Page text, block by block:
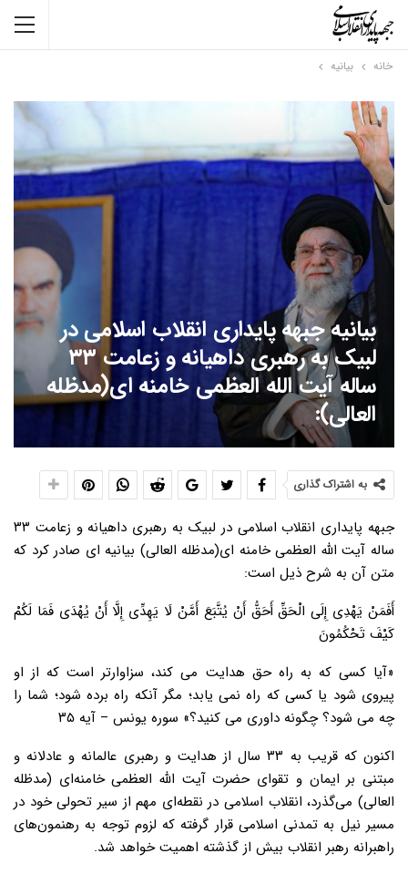
خانه بیانیه
بیانیه جبهه پایداری انقلاب اسلامی در
لبیک به رهبری داهیانه و زعامت ۳۳
ساله آیت الله العظمی خامنه ای(مدظله
العالی):
به اشتراک گذاری
جبهه پایداری انقلاب اسلامی در لبیک به رهبری داهیانه و زعامت ۳۳
ساله آیت الله العظمی خامنه ای(مدظله العالی) بیانیه ای صادر کرد که
متن آن به شرح ذیل است:
أَفَمَنْ یَهْدِی إِلَى الْحَقِّ أَحَقُّ أَنْ یُتَّبَعَ أَمَّنْ لَا یَهِدِّی إِلَّا أَنْ یُهْدَی فَمَا لَکُمْ
کَیْفَ تَحْکُمُونَ
«آیا کسى که به راه حق هدایت مى کند، سزاوارتر است که از او
پیروى شود یا کسى که راه نمى یابد؛ مگر آنکه راه برده شود؛ شما را
چه مى شود؟ چگونه داورى مى کنید؟» سوره یونس – آیه ۳۵
اکنون که قریب به ۳۳ سال از هدایت و رهبری عالمانه و عادلانه و
مبتنی بر ایمان و تقوای حضرت آیت الله العظمی خامنه‌ای (مدظله
العالی) می‌گذرد، انقلاب اسلامی در نقطه‌ای مهم از سیر تحولی خود در
مسیر نیل به تمدنی اسلامی قرار گرفته که لزوم توجه به رهنمون‌های
راهبرانه رهبر انقلاب بیش از گذشته اهمیت خواهد شد.